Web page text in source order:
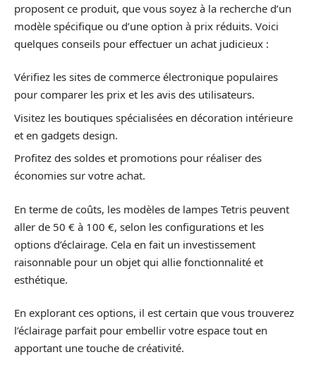
proposent ce produit, que vous soyez à la recherche d’un
modèle spécifique ou d’une option à prix réduits. Voici
quelques conseils pour effectuer un achat judicieux :
Vérifiez les sites de commerce électronique populaires
pour comparer les prix et les avis des utilisateurs.
Visitez les boutiques spécialisées en décoration intérieure
et en gadgets design.
Profitez des soldes et promotions pour réaliser des
économies sur votre achat.
En terme de coûts, les modèles de lampes Tetris peuvent
aller de 50 € à 100 €, selon les configurations et les
options d’éclairage. Cela en fait un investissement
raisonnable pour un objet qui allie fonctionnalité et
esthétique.
En explorant ces options, il est certain que vous trouverez
l’éclairage parfait pour embellir votre espace tout en
apportant une touche de créativité.